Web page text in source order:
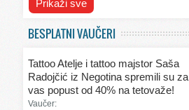
Svet kulinarstva
Svet lepote
Prikaži sve
BESPLATNI VAUČERI
Tattoo Atelje i tattoo majstor Saša
Radojčić iz Negotina spremili su za
vas popust od 40% na tetovaže!
Vaučer: